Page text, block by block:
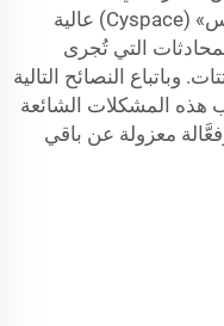
أجنحة أخرى. وتتميَّز أجنحة «سايسبايس» (Cyspace) عالية
التي تُجرى
وباتباع النصائح التالية
هذه المشكلات الشائعة
معزولة عن باقي